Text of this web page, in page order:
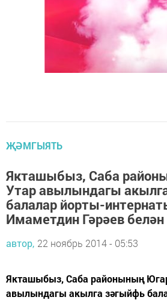
ҖӘМГЫЯТЬ
Якташыбыз, Саба
Утар авылындагы
балалар йорты-
Имаметдин Гәрәев
автор, 22 ноябрь 2014 - 05:53
Якташыбыз, Саба районының
авылындагы акылга зәгыйфь